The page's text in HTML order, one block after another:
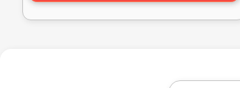
PACSIRTA ⭐⭐⭐⭐
RELAX ⭐⭐⭐